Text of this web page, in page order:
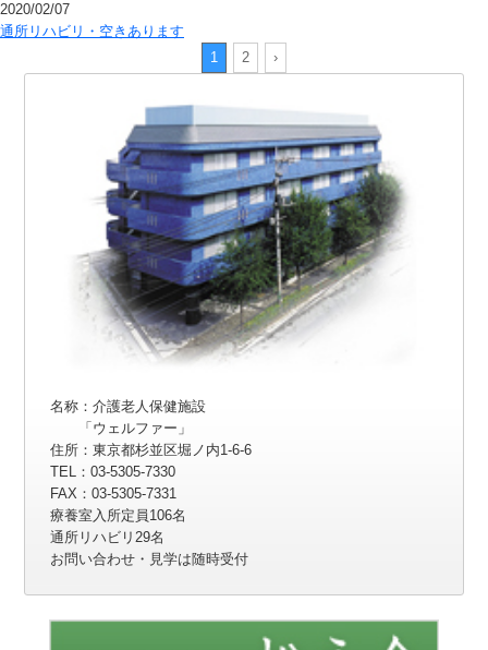
2020/02/07
通所リハビリ・空きあります
1
2 ›
名称：介護老人保健施設
「ウェルファー」
住所：東京都杉並区堀ノ内1-6-6
TEL：03-5305-7330
FAX：03-5305-7331
療養室入所定員106名
通所リハビリ29名
お問い合わせ・見学は随時受付